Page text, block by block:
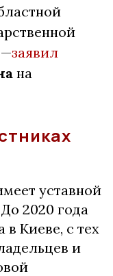
заявил
на
уставной
2020 года
в Киеве, с тех
и